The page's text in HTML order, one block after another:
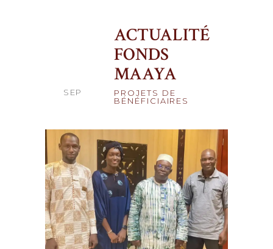
SEP
ACTUALITÉ
FONDS
MAAYA
PROJETS DE
BÉNÉFICIAIRES